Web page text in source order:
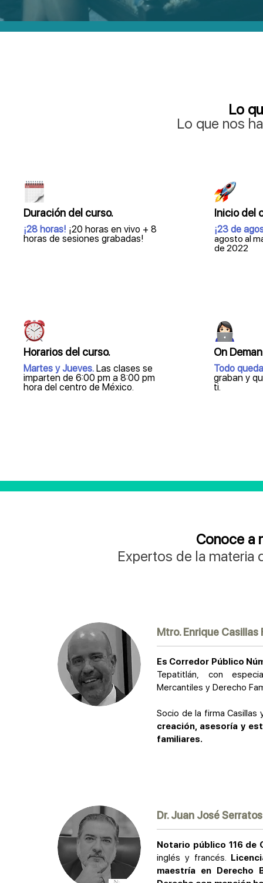
Lo
Lo que nos
Duración del curso.
¡28 horas! ¡20 horas en vivo + 8
horas de sesiones grabadas!
Horarios del curso.
Martes y Jueves. Las clases se
imparten de 6:00 pm a 8:00 pm
hora del centro de México.
Inicio del
¡23 de
agosto al
de 2022
On
Todo
graban y
ti.
Conoce a
Expertos de la materia
Mtro. Enrique Casillas
Es Corredor Público
Tepatitlán, con
Mercantiles y Derecho
Socio de la firma Casillas
creación, asesoría y
familiares.
Dr. Juan José
Notario público 116 de
inglés y francés.
maestría en Derecho